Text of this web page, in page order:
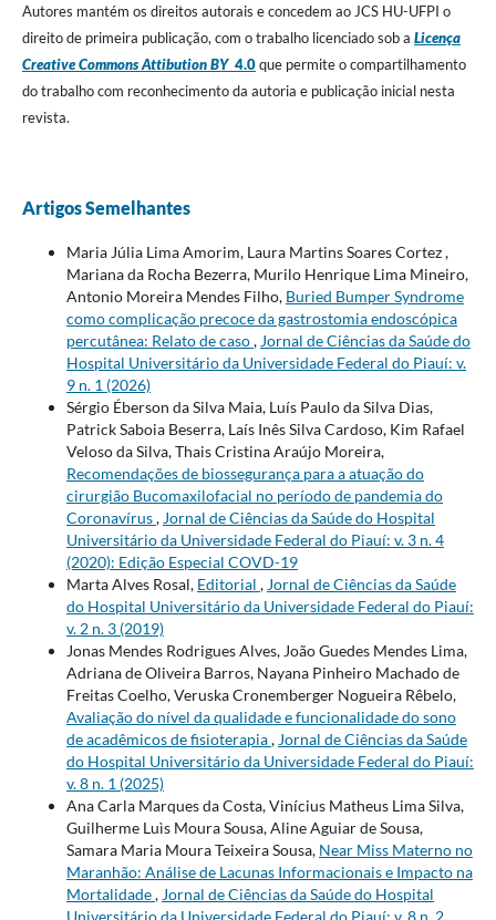
Autores mantém os direitos autorais e concedem ao JCS HU-UFPI o
direito de primeira publicação, com o trabalho licenciado sob a Licença
Creative Commons Attibution BY4.0que permite o compartilhamento
do trabalho com reconhecimento da autoria e publicação inicial nesta
revista.
Artigos Semelhantes
Maria Júlia Lima Amorim, Laura Martins Soares Cortez ,
Mariana da Rocha Bezerra, Murilo Henrique Lima Mineiro,
Antonio Moreira Mendes Filho, Buried Bumper Syndrome
como complicação precoce da gastrostomia endoscópica
percutânea: Relato de caso, Jornal de Ciências da Saúde do
Hospital Universitário da Universidade Federal do Piauí: v.
9 n. 1 (2026)
Sérgio Éberson da Silva Maia, Luís Paulo da Silva Dias,
Patrick Saboia Beserra, Laís Inês Silva Cardoso, Kim Rafael
Veloso da Silva, Thais Cristina Araújo Moreira,
Recomendações de biossegurança para a atuação do
cirurgião Bucomaxilofacial no período de pandemia do
Coronavírus, Jornal de Ciências da Saúde do Hospital
Universitário da Universidade Federal do Piauí: v. 3 n. 4
(2020): Edição Especial COVD-19
Marta Alves Rosal, Editorial , Jornal de Ciências da Saúde
do Hospital Universitário da Universidade Federal do Piauí:
v. 2 n. 3 (2019)
Jonas Mendes Rodrigues Alves, João Guedes Mendes Lima,
Adriana de Oliveira Barros, Nayana Pinheiro Machado de
Freitas Coelho, Veruska Cronemberger Nogueira Rêbelo,
Avaliação do nível da qualidade e funcionalidade do sono
de acadêmicos de fisioterapia, Jornal de Ciências da Saúde
do Hospital Universitário da Universidade Federal do Piauí:
v. 8 n. 1 (2025)
Ana Carla Marques da Costa, Vinícius Matheus Lima Silva,
Guilherme Luìs Moura Sousa, Aline Aguiar de Sousa,
Samara Maria Moura Teixeira Sousa, Near Miss Materno no
Maranhão: Análise de Lacunas Informacionais e Impacto na
Mortalidade, Jornal de Ciências da Saúde do Hospital
Universitário da Universidade Federal do Piauí: v. 8 n. 2